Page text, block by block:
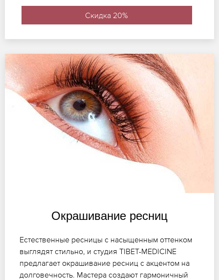
Скидка 20%
Окрашивание ресниц
Естественные ресницы с насыщенным оттенком
выглядят стильно, и студия TIBET-MEDICINE
предлагает окрашивание ресниц с акцентом на
долговечность. Мастера создают гармоничный